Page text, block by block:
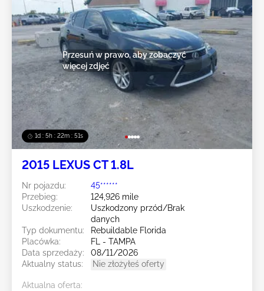
1d : 5h : 22m : 49s
Przesuń w prawo, aby zobaczyć
więcej zdjęć
2015 LEXUS CT 1.8L
Nr pojazdu:
45******
Przebieg:
124,926 mile
Uszkodzenie:
Uszkodzony przód/Brak
danych
Typ dokumentu:
Rebuildable Florida
Placówka:
FL - TAMPA
Data sprzedaży:
08/11/2026
Aktualny status:
Nie złożyłeś oferty
Aktualna oferta: